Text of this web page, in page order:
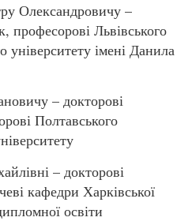
–
професорові Львівського
університету імені Данила
– докторові
Полтавського
– докторові
кафедри Харківської
освіти